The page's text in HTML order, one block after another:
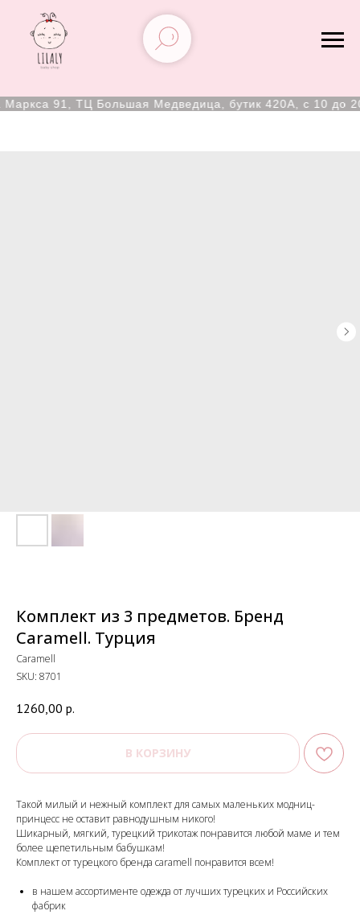
91, ТЦ Большая Медведица, бутик 420А, с 10 до 20
Комплект из 3 предметов. Бренд
Caramell. Турция
Caramell
SKU: 8701
1260,00 р.
В КОРЗИНУ
Такой милый и нежный комплект для самых маленьких модниц-
принцесс не оставит равнодушным никого!
Шикарный, мягкий, турецкий трикотаж понравится любой маме и тем
более щепетильным бабушкам!
Комплект от турецкого бренда caramell понравится всем!
в нашем ассортименте одежда от лучших турецких и Российских
фабрик